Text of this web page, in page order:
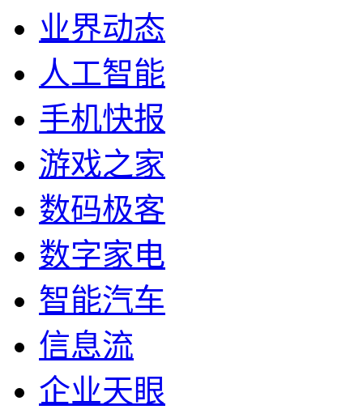
业界动态
人工智能
手机快报
游戏之家
数码极客
数字家电
智能汽车
信息流
企业天眼